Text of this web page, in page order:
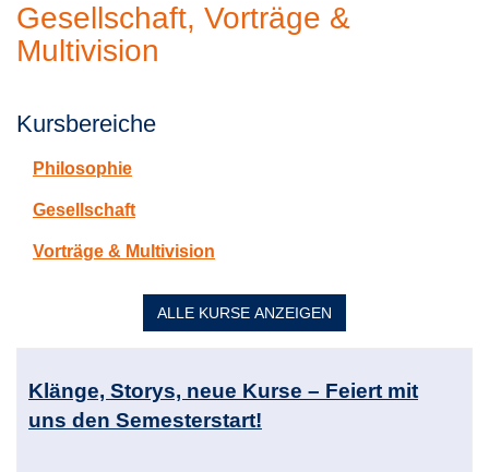
Gesellschaft, Vorträge &
Multivision
Kursbereiche
Philosophie
Gesellschaft
Vorträge & Multivision
ALLE KURSE ANZEIGEN
Tabellenüberschriften
können
sortiert
Klänge, Storys, neue Kurse – Feiert mit
uns den Semesterstart!